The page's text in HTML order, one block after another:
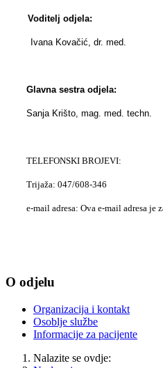
Voditelj odjela:
Ivana Kovačić, dr. med.
Glavna sestra odjela:
Sanja Krišto, mag. med. techn.
TELEFONSKI BROJEVI:
Trijaža: 047/608-346
e-mail adresa: Ova e-mail adresa je
O odjelu
Organizacija i kontakt
Osoblje službe
Informacije za pacijente
Nalazite se ovdje: